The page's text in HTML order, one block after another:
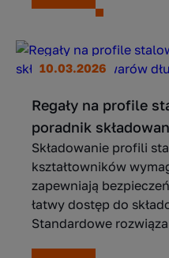
10.03.2026
Regały na profile
poradnik
Składowanie profili
kształtowników
zapewniają
łatwy dostęp do
Standardowe